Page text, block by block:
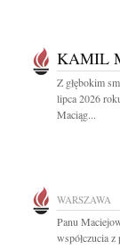
KAMIL
Z głębokim
lipca 2026
Maciąg...
WARSZAWA
Panu
współczucia